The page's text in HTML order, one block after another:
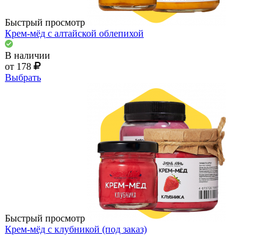
Быстрый просмотр
Крем-мёд с алтайской облепихой
В наличии
от 178
Выбрать
Быстрый просмотр
Крем-мёд с клубникой (под заказ)